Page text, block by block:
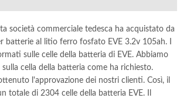
società commerciale tedesca ha acquistato da
batterie al litio ferro fosfato EVE 3.2v 105ah. I
sulle celle della batteria di EVE. Abbiamo
cella della batteria come ha richiesto.
l'approvazione dei nostri clienti. Così, il
totale di 2304 celle della batteria EVE. Il